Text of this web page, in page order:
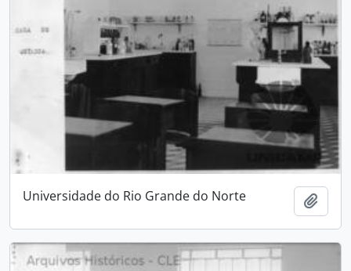
Universidade do Rio Grande do Norte